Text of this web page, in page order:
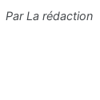
ParLa rédaction